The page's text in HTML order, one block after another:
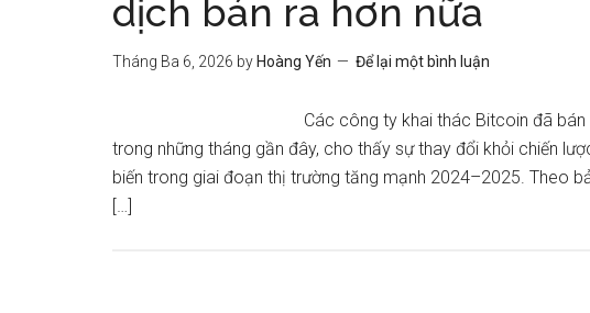
dịch bán ra hơn nữa
Tháng Ba 6, 2026 by Hoàng Yến Để lại một bình luận
Các công ty khai thác Bitcoin đã
trong những tháng gần đây, cho thấy sự thay đổi khỏi chiến
biến trong giai đoạn thị trường tăng mạnh 2024–2025. Theo
[…]